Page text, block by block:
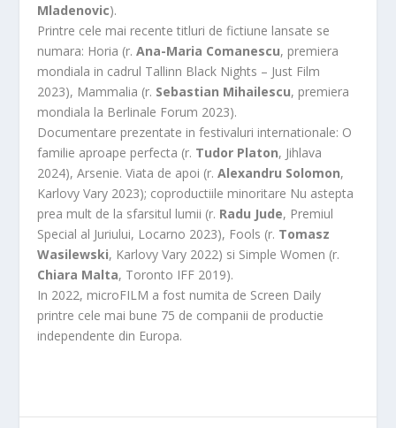
Mladenovic).
Printre cele mai recente titluri de fictiune lansate se
numara: Horia (r.Ana-Maria Comanescu, premiera
mondiala in cadrul Tallinn Black Nights – Just Film
2023), Mammalia (r. Sebastian Mihailescu, premiera
mondiala la Berlinale Forum 2023).
Documentare prezentate in festivaluri internationale: O
familie aproape perfecta (r. Tudor Platon, Jihlava
2024), Arsenie. Viata de apoi (r.Alexandru Solomon,
Karlovy Vary 2023); coproductiile minoritare Nu astepta
prea mult de la sfarsitul lumii (r. Radu Jude, Premiul
Special al Juriului, Locarno 2023), Fools (r. Tomasz
Wasilewski, Karlovy Vary 2022) si Simple Women (r.
Chiara Malta, Toronto IFF 2019).
In 2022, microFILM a fost numita de Screen Daily
printre cele mai bune 75 de companii de productie
independente din Europa.